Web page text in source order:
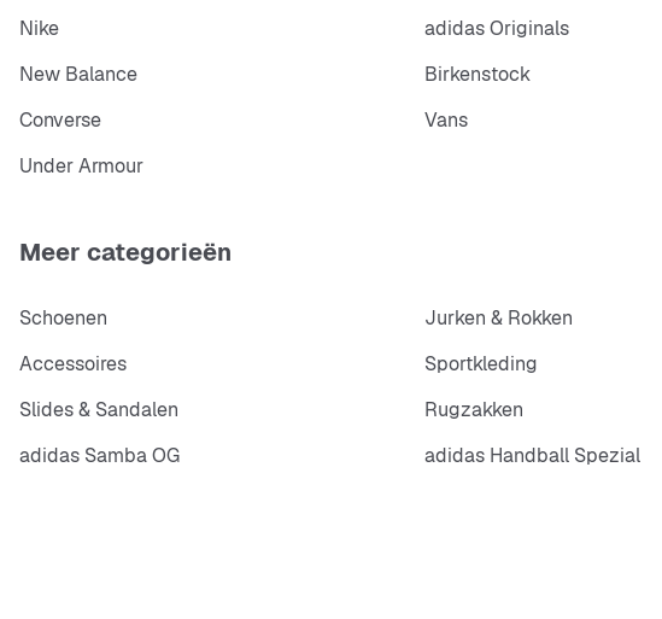
Nike adidas Originals
New Balance
Birkenstock
Converse
Vans
Under Armour
Meer categorieën
Schoenen Jurken & Rokken
Accessoires
Sportkleding
Slides & Sandalen
Rugzakken
adidas Samba OG
adidas Handball Spezial